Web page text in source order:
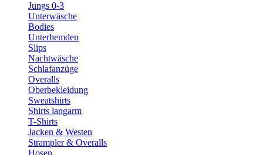
Jungs 0-3
Unterwäsche
Bodies
Unterhemden
Slips
Nachtwäsche
Schlafanzüge
Overalls
Oberbekleidung
Sweatshirts
Shirts langarm
T-Shirts
Jacken & Westen
Strampler & Overalls
Hosen